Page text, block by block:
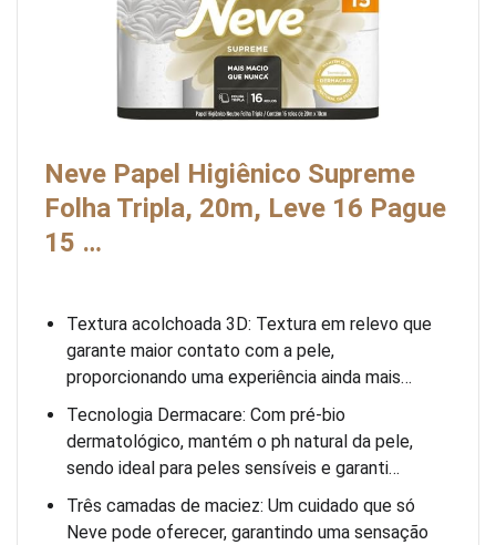
Neve Papel Higiênico Supreme
Folha Tripla, 20m, Leve 16 Pague
15 …
Textura acolchoada 3D: Textura em relevo que
garante maior contato com a pele,
proporcionando uma experiência ainda mais…
Tecnologia Dermacare: Com pré-bio
dermatológico, mantém o ph natural da pele,
sendo ideal para peles sensíveis e garanti…
Três camadas de maciez: Um cuidado que só
Neve pode oferecer, garantindo uma sensação